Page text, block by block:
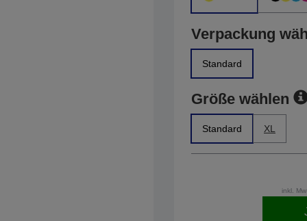
Verpackung
Standard
Größe wählen
Standard XL
inkl.